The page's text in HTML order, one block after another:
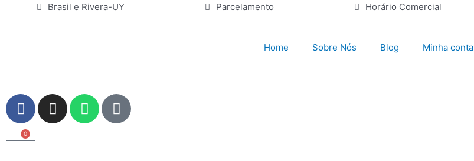
Brasil e Rivera-UY Parcelamento Horário Comercial
Home Sobre Nós Blog Minha conta
F
a
c
e
I
n
W
h
U
s
0
Carrinho